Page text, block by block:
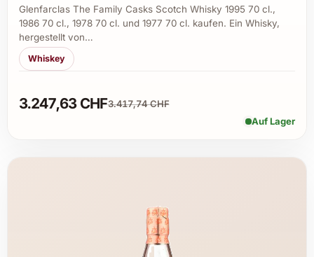
Glenfarclas The Family Casks Scotch Whisky 1995 70 cl.,
1986 70 cl., 1978 70 cl. und 1977 70 cl. kaufen. Ein Whisky,
hergestellt von…
Whiskey
3.247,63 CHF3.417,74 CHF
Auf Lager